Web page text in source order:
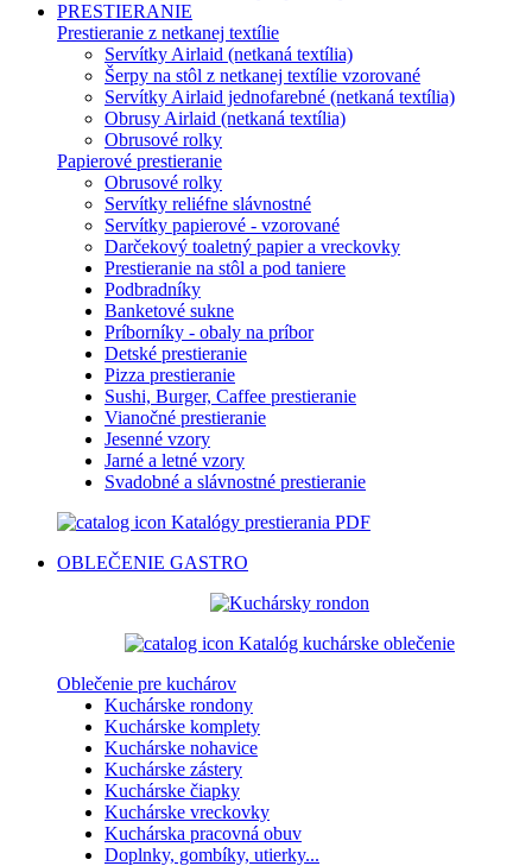
PRESTIERANIE
Prestieranie z netkanej textílie
Servítky Airlaid (netkaná textília)
Šerpy na stôl z netkanej textílie vzorované
Servítky Airlaid jednofarebné (netkaná textília)
Obrusy Airlaid (netkaná textília)
Obrusové rolky
Papierové prestieranie
Obrusové rolky
Servítky reliéfne slávnostné
Servítky papierové - vzorované
Darčekový toaletný papier a vreckovky
Prestieranie na stôl a pod taniere
Podbradníky
Banketové sukne
Príborníky - obaly na príbor
Detské prestieranie
Pizza prestieranie
Sushi, Burger, Caffee prestieranie
Vianočné prestieranie
Jesenné vzory
Jarné a letné vzory
Svadobné a slávnostné prestieranie
Katalógy prestierania PDF
OBLEČENIE GASTRO
Katalóg kuchárske oblečenie
Oblečenie pre kuchárov
Kuchárske rondony
Kuchárske komplety
Kuchárske nohavice
Kuchárske zástery
Kuchárske čiapky
Kuchárske vreckovky
Kuchárska pracovná obuv
Doplnky, gombíky, utierky...